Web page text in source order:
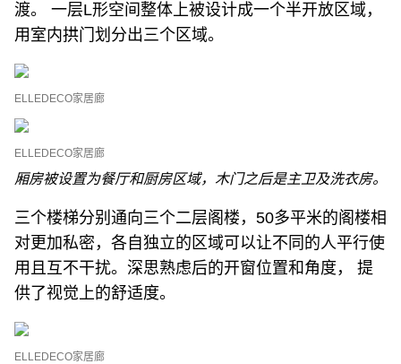
渡。 一层L形空间整体上被设计成一个半开放区域，
用室内拱门划分出三个区域。
ELLEDECO家居廊
ELLEDECO家居廊
厢房被设置为餐厅和厨房区域，木门之后是主卫及洗衣房。
三个楼梯分别通向三个二层阁楼，50多平米的阁楼相
对更加私密，各自独立的区域可以让不同的人平行使
用且互不干扰。深思熟虑后的开窗位置和角度， 提
供了视觉上的舒适度。
ELLEDECO家居廊